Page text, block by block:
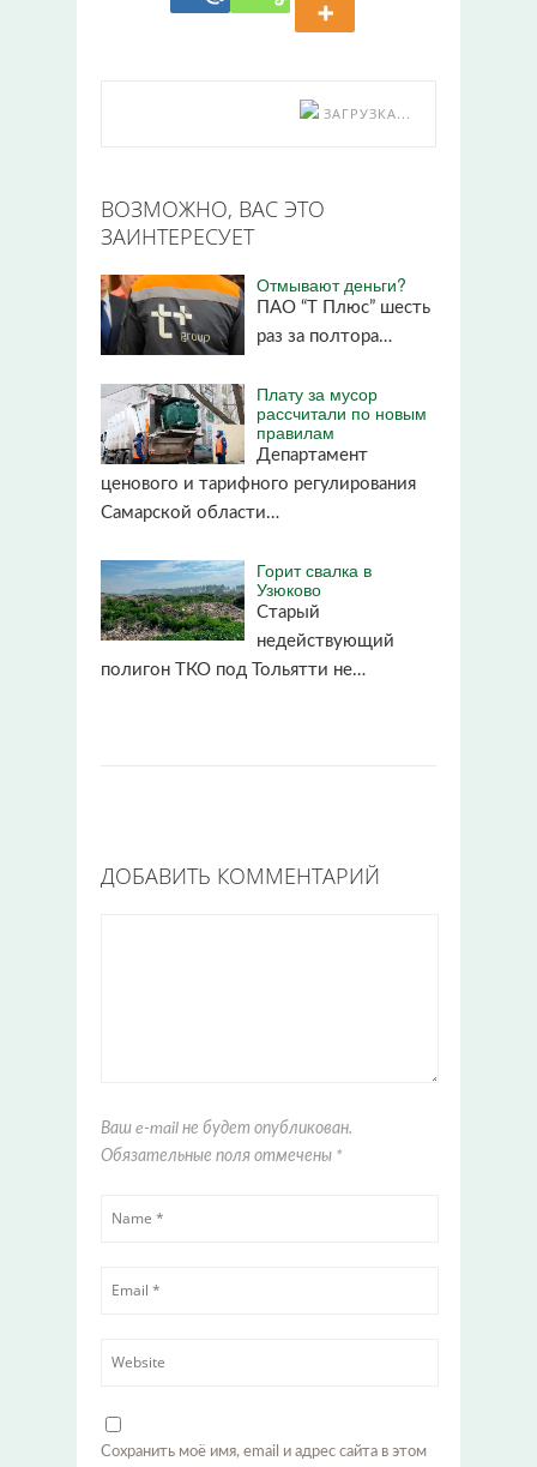
ЗАГРУЗКА...
ВОЗМОЖНО, ВАС ЭТО
ЗАИНТЕРЕСУЕТ
Отмывают деньги?
ПАО “Т Плюс” шесть
раз за полтора…
Плату за мусор
рассчитали по новым
правилам
Департамент
ценового и тарифного регулирования
Самарской области…
Горит свалка в
Узюково
Старый
недействующий
полигон ТКО под Тольятти не…
ДОБАВИТЬ КОММЕНТАРИЙ
Ваш e-mail не будет опубликован.
Обязательные поля отмечены *
Сохранить моё имя, email и адрес сайта в этом